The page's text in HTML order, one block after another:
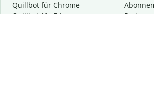
Quillbot für Chrome
Quillbot für Edge
Preise